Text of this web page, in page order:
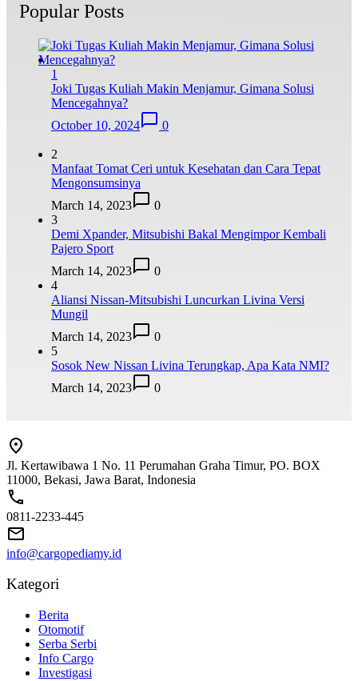
Popular Posts
1
Joki Tugas Kuliah Makin Menjamur, Gimana Solusi
Mencegahnya?
October 10, 2024
0
2
Manfaat Tomat Ceri untuk Kesehatan dan Cara Tepat
Mengonsumsinya
March 14, 2023
0
3
Demi Xpander, Mitsubishi Bakal Mengimpor Kembali
Pajero Sport
March 14, 2023
0
4
Aliansi Nissan-Mitsubishi Luncurkan Livina Versi
Mungil
March 14, 2023
0
5
Sosok New Nissan Livina Terungkap, Apa Kata NMI?
March 14, 2023
0
Jl. Kertawibawa 1 No. 11 Perumahan Graha Timur, PO. BOX
11000, Bekasi, Jawa Barat, Indonesia
0811-2233-445
info@cargopediamy.id
Kategori
Berita
Otomotif
Serba Serbi
Info Cargo
Investigasi